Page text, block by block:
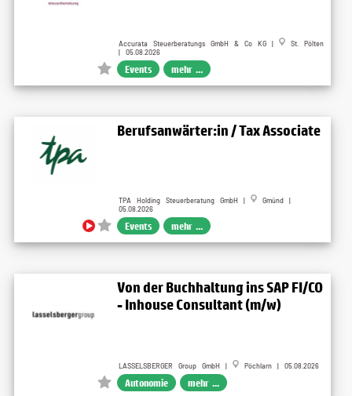
Accurata Steuerberatungs GmbH & Co KG |
St. Pölten
| 05.08.2026
Events mehr ...
Berufsanwärter:in / Tax Associate
TPA Holding Steuerberatung GmbH |
Gmünd |
05.08.2026
Events mehr ...
Von der Buchhaltung ins SAP FI/CO
- Inhouse Consultant (m/w)
LASSELSBERGER Group GmbH | Pöchlarn | 05.08.2026
Autonomie mehr ...